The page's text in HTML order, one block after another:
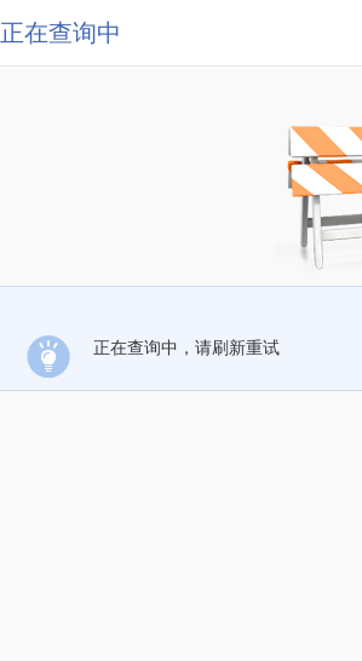
正在查询中
正在查询中，请刷新重试